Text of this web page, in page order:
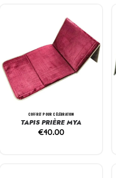
COFFRET POUR CÉLÉBRATION
TAPIS PRIÈRE MYA
€40.00